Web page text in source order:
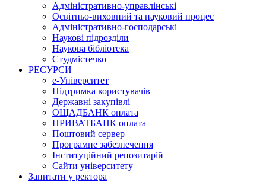
Адміністративно-управлінські
Освітньо-виховний та науковий процес
Адміністративно-господарські
Наукові підрозділи
Наукова бібліотека
Студмістечко
РЕСУРСИ
е-Університет
Підтримка користувачів
Державні закупівлі
ОЩАДБАНК оплата
ПРИВАТБАНК оплата
Поштовий сервер
Програмне забезпечення
Інституційний репозитарій
Сайти університету
Запитати у ректора